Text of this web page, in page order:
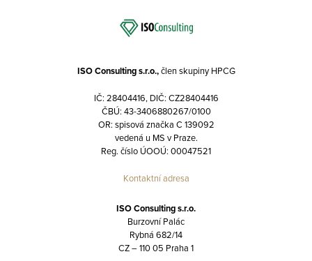
ISO Consulting s.r.o.,člen skupiny HPCG
IČ: 28404416, DIČ: CZ28404416
ČBÚ: 43-3406880267/0100
OR: spisová značka C 139092
vedená u MS v Praze.
Reg. číslo ÚOOÚ: 00047521
Kontaktní adresa
ISO Consulting s.r.o.
Burzovní Palác
Rybná 682/14
CZ – 110 05 Praha 1